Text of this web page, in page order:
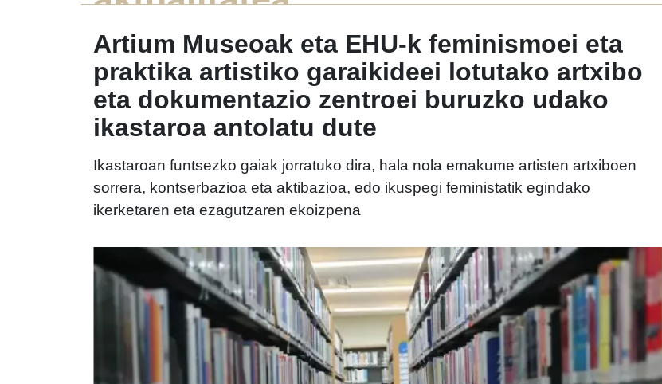
Artium Museoak eta EHU-k feminismoei eta
praktika artistiko garaikideei lotutako artxibo
eta dokumentazio zentroei buruzko udako
ikastaroa antolatu dute
Ikastaroan funtsezko gaiak jorratuko dira, hala nola emakume artisten artxiboen
sorrera, kontserbazioa eta aktibazioa, edo ikuspegi feministatik egindako
ikerketaren eta ezagutzaren ekoizpena